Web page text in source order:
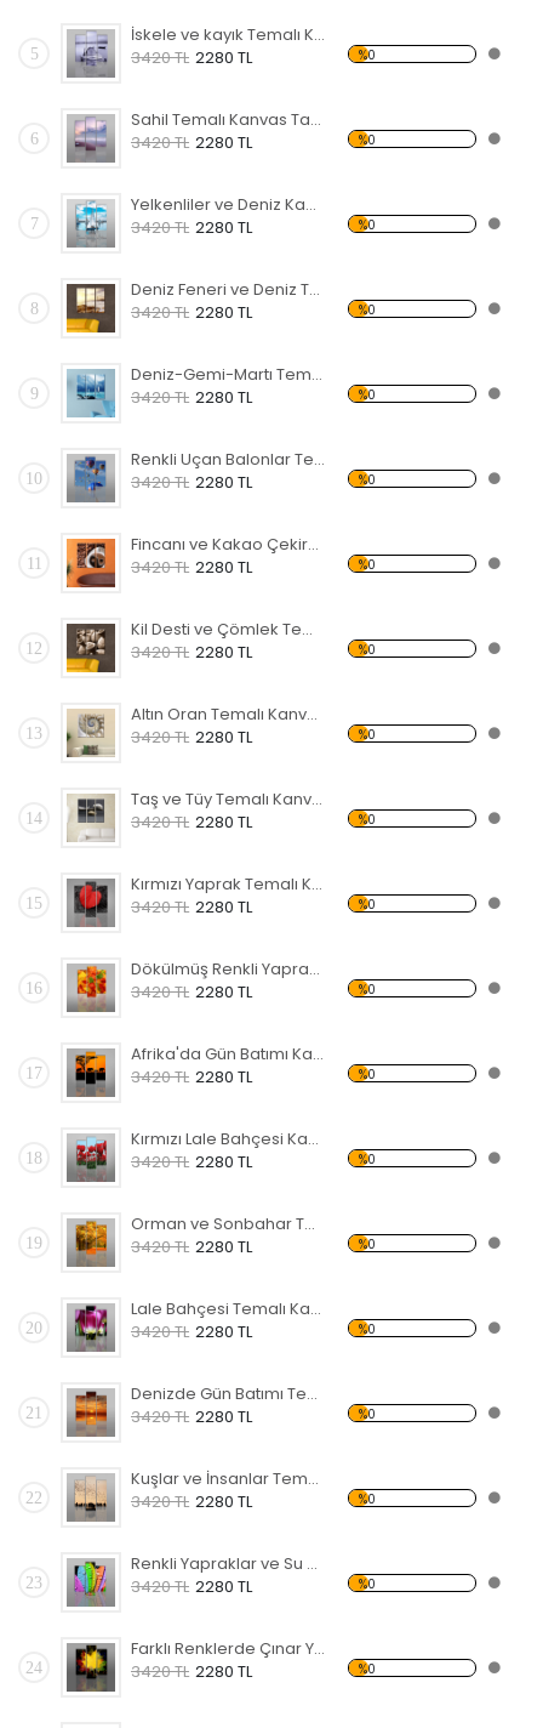
5
İskele ve kayık Temalı Kanvas Tablo
3420 TL 2280 TL %0
6
Sahil Temalı Kanvas Tablo
3420 TL 2280 TL %0
7
Yelkenliler ve Deniz Kanvas Tablo
3420 TL 2280 TL %0
8
Deniz Feneri ve Deniz Temalı Kanvas Tablo
3420 TL 2280 TL %0
9
Deniz-Gemi-Martı Temalı Kanvas Tablo
3420 TL 2280 TL %0
10
Renkli Uçan Balonlar Temalı Kanvas Tablo
3420 TL 2280 TL %0
11
Fincanı ve Kakao Çekirdekleri Temalı Kanvas Tablo
3420 TL 2280 TL %0
12
Kil Desti ve Çömlek Temalı Kanvas Tablo
3420 TL 2280 TL %0
13
Altın Oran Temalı Kanvas Tablo
3420 TL 2280 TL %0
14
Taş ve Tüy Temalı Kanvas Tablo
3420 TL 2280 TL %0
15
Kırmızı Yaprak Temalı Kanvas Tablo
3420 TL 2280 TL %0
16
Dökülmüş Renkli Yapraklar Kanvas Tablo
3420 TL 2280 TL %0
17
Afrika'da Gün Batımı Kanvas Tablo
3420 TL 2280 TL %0
18
Kırmızı Lale Bahçesi Kanvas Tablo
3420 TL 2280 TL %0
19
Orman ve Sonbahar Temalı Kanvas Tablo
3420 TL 2280 TL %0
20
Lale Bahçesi Temalı Kanvas Tablo
3420 TL 2280 TL %0
21
Denizde Gün Batımı Temalı Kanvas Tablo
3420 TL 2280 TL %0
22
Kuşlar ve İnsanlar Temalı Kanvas Tablo
3420 TL 2280 TL %0
23
Renkli Yapraklar ve Su Damlaları Kanvas Tablo
3420 TL 2280 TL %0
24
Farklı Renklerde Çınar Yaprakları Kanvas Tablo
3420 TL 2280 TL %0